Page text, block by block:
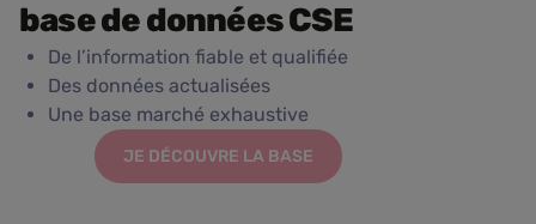
base de données CSE
De l’information fiable et qualifiée
Des données actualisées
Une base marché exhaustive
JE DÉCOUVRE LA BASE